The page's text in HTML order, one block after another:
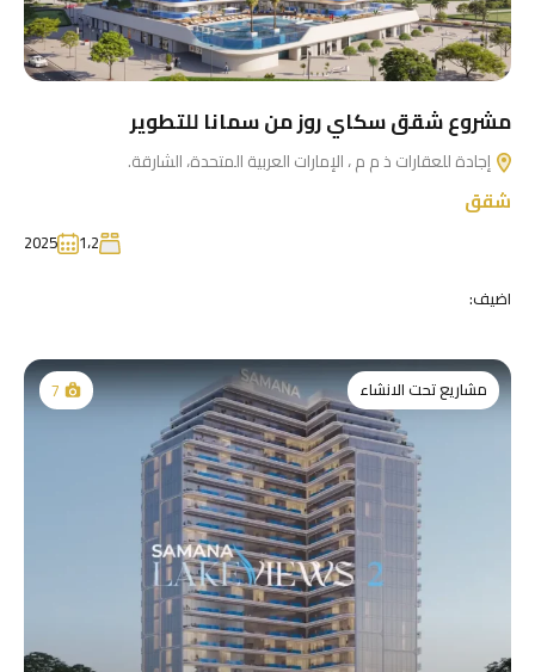
مشروع شقق سكاي روز من سمانا للتطوير
إجادة للعقارات ذ م م ، الإمارات العربية المتحدة، الشارقة.
شقق
1،2
2025
اضيف:
مشاريع تحت الانشاء 7